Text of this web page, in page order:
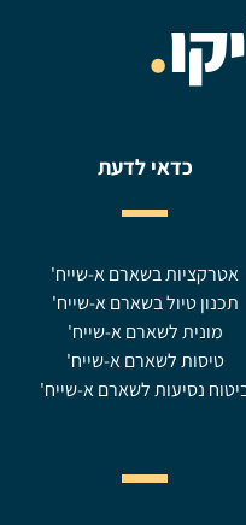
.
כדאי לדעת
אטרקציות בשארם א-שייח'
תכנון טיול בשארם א-שייח'
מונית לשארם א-שייח'
טיסות לשארם א-שייח'
נסיעות לשארם א-שייח'